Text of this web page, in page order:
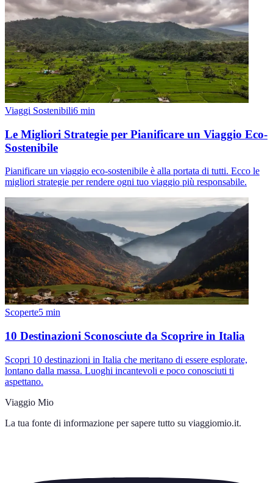
Viaggi Sostenibili6 min
Le Migliori Strategie per Pianificare un Viaggio Eco-
Sostenibile
Pianificare un viaggio eco-sostenibile è alla portata di tutti. Ecco le
migliori strategie per rendere ogni tuo viaggio più responsabile.
Scoperte5 min
10 Destinazioni Sconosciute da Scoprire in Italia
Scopri 10 destinazioni in Italia che meritano di essere esplorate,
lontano dalla massa. Luoghi incantevoli e poco conosciuti ti
aspettano.
Viaggio Mio
La tua fonte di informazione per sapere tutto su viaggiomio.it.